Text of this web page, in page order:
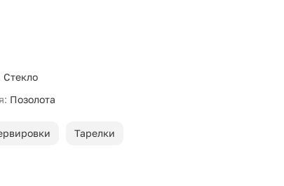
Стекло
Позолота
Тарелки